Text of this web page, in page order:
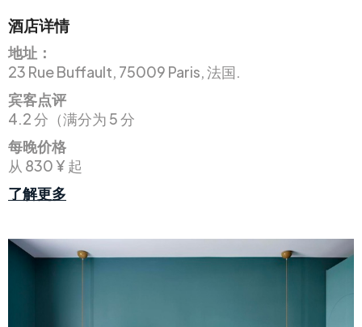
酒店详情
地址：
23 Rue Buffault, 75009 Paris, 法国.
宾客点评
4.2 分（满分为 5 分
每晚价格
从 830 ¥ 起
了解更多